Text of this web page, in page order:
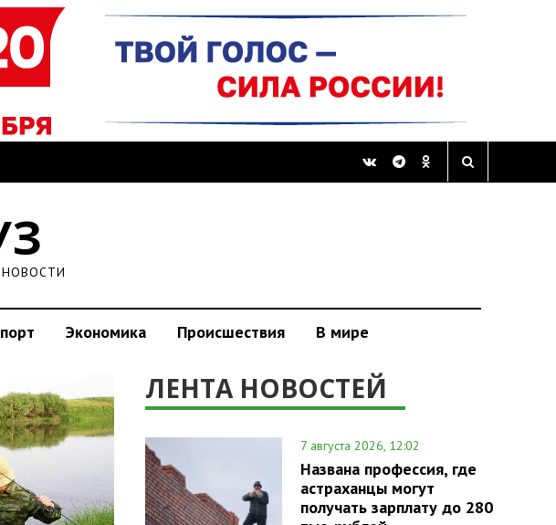
Экономика Происшествия В мире
ЛЕНТА НОВОСТЕЙ
7 августа 2026, 12:02
Названа профессия, где
астраханцы могут
получать зарплату до 280